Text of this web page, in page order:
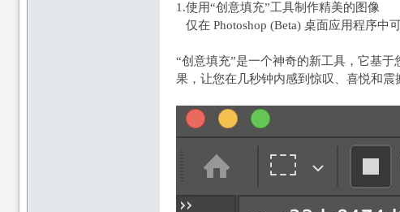
1.使用“创意填充”工具制作精美的图像
仅在 Photoshop (Beta) 桌面应用程序中
“创意填充”是一个神奇的新工具，它基
果，让您在几秒钟内感到惊叹、喜悦和震